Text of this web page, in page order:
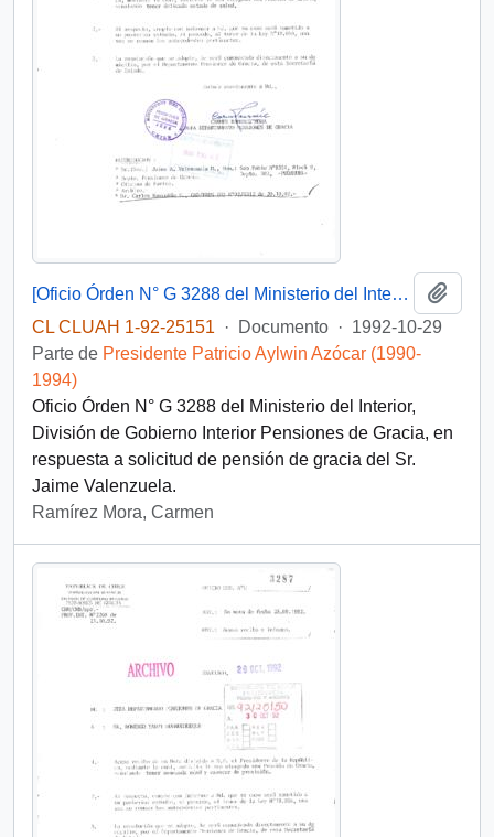
[Oficio Órden N° G 3288 del Ministerio del Interior, División de Gobierno Interior Pensiones de Gracia]
CL CLUAH 1-92-25151
· Documento · 1992-10-29
Parte de Presidente Patricio Aylwin Azócar (1990-
1994)
Oficio Órden N° G 3288 del Ministerio del Interior,
División de Gobierno Interior Pensiones de Gracia, en
respuesta a solicitud de pensión de gracia del Sr.
Jaime Valenzuela.
Ramírez Mora, Carmen